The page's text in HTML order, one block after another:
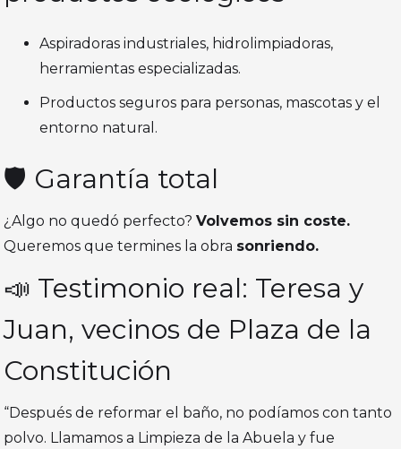
Aspiradoras industriales, hidrolimpiadoras,
herramientas especializadas.
Productos seguros para personas, mascotas y el
entorno natural.
🛡️ Garantía total
¿Algo no quedó perfecto?Volvemos sin coste.
Queremos que termines la obra sonriendo.
📣 Testimonio real: Teresa y
Juan, vecinos de Plaza de la
Constitución
“Después de reformar el baño, no podíamos con tanto
polvo. Llamamos a Limpieza de la Abuela y fue